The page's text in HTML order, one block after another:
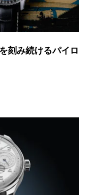
刻み続けるパイロ
ェイズを備えた、
レンダーだ